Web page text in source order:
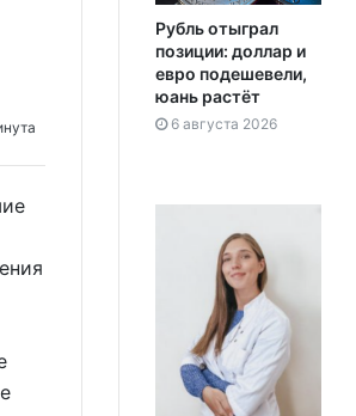
Рубль отыграл
позиции: доллар и
евро подешевели,
юань растёт
6 августа 2026